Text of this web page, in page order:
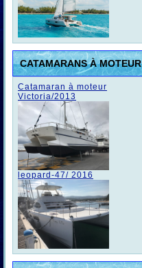
CATAMARANS À MOTEUR
Catamaran à moteur
Victoria/2013
leopard-47/ 2016